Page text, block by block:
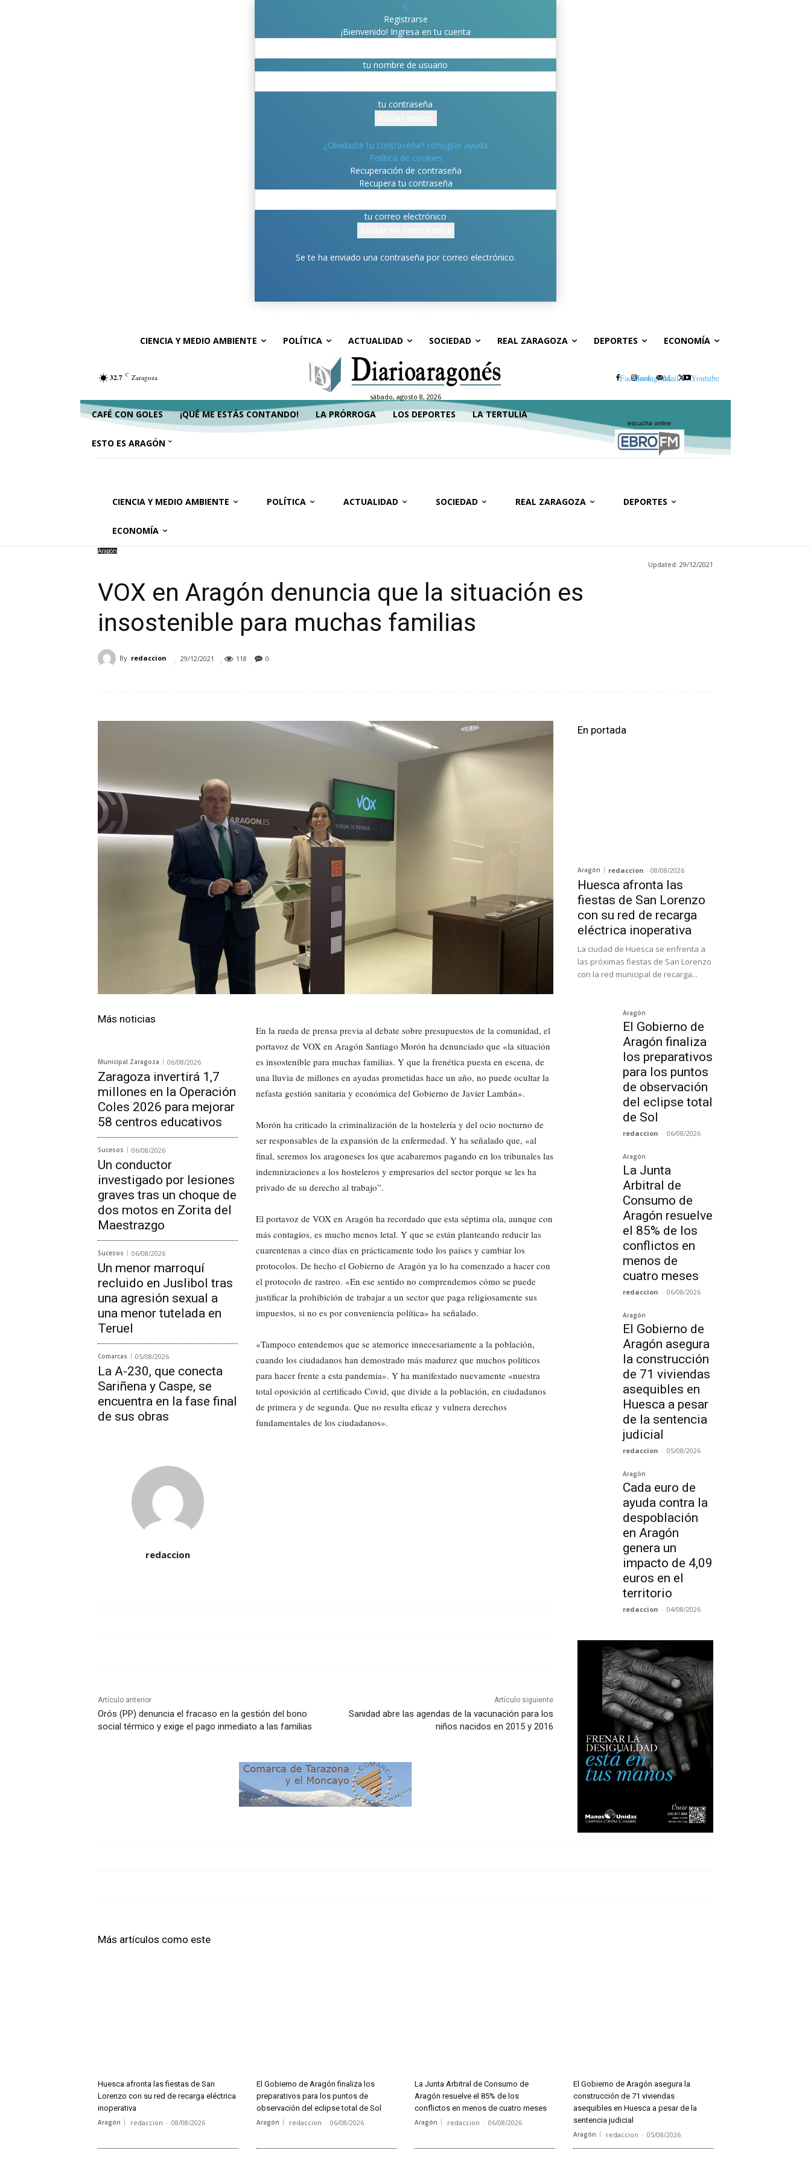
Registrarse
¡Bienvenido! Ingresa en tu cuenta
tu nombre de usuario
tu contraseña
¿Olvidaste tu contraseña? consigue ayuda
Política de cookies
Recuperación de contraseña
Recupera tu contraseña
tu correo electrónico
Se te ha enviado una contraseña por correo electrónico.
CIENCIA Y MEDIO AMBIENTE POLÍTICA ACTUALIDAD SOCIEDAD REAL ZARAGOZA DEPORTES ECONOMÍA
32.7 C Zaragoza
sábado, agosto 8, 2026
FacebookInstagramMail XYoutube
CAFÉ CON GOLES ¡QUÉ ME ESTÁS CONTANDO! LA PRÓRROGA LOS DEPORTES LA TERTULIA
ESTO ES ARAGÓN
escucha online
CIENCIA Y MEDIO AMBIENTE POLÍTICA ACTUALIDAD SOCIEDAD REAL ZARAGOZA DEPORTES
ECONOMÍA
Aragón
Updated: 29/12/2021
VOX en Aragón denuncia que la situación es
insostenible para muchas familias
By redaccion 29/12/2021 118 0
Más noticias
Municipal Zaragoza 06/08/2026
Zaragoza invertirá 1,7
millones en la Operación
Coles 2026 para mejorar
58 centros educativos
Sucesos 06/08/2026
Un conductor
investigado por lesiones
graves tras un choque de
dos motos en Zorita del
Maestrazgo
Sucesos 06/08/2026
Un menor marroquí
recluido en Juslibol tras
una agresión sexual a
una menor tutelada en
Teruel
Comarcas 05/08/2026
La A-230, que conecta
Sariñena y Caspe, se
encuentra en la fase final
de sus obras
redaccion
En la rueda de prensa previa al debate sobre presupuestos de la comunidad, el
portavoz de VOX en Aragón Santiago Morón ha denunciado que «la situación
es insostenible para muchas familias. Y que la frenética puesta en escena, de
una lluvia de millones en ayudas prometidas hace un año, no puede ocultar la
nefasta gestión sanitaria y económica del Gobierno de Javier Lambán».
Morón ha criticado la criminalización de la hostelería y del ocio nocturno de
ser responsables de la expansión de la enfermedad. Y ha señalado que, «al
final, seremos los aragoneses los que acabaremos pagando en los tribunales las
indemnizaciones a los hosteleros y empresarios del sector porque se les ha
privado de su derecho al trabajo”.
El portavoz de VOX en Aragón ha recordado que esta séptima ola, aunque con
más contagios, es mucho menos letal. Y que se están planteando reducir las
cuarentenas a cinco días en prácticamente todo los países y cambiar los
protocolos. De hecho el Gobierno de Aragón ya lo ha comenzado a hacer con
el protocolo de rastreo. «En ese sentido no comprendemos cómo se puede
justificar la prohibición de trabajar a un sector que paga religiosamente sus
impuestos, si no es por conveniencia política» ha señalado.
«Tampoco entendemos que se atemorice innecesariamente a la población,
cuando los ciudadanos han demostrado más madurez que muchos políticos
para hacer frente a esta pandemia». Y ha manifestado nuevamente «nuestra
total oposición al certificado Covid, que divide a la población, en ciudadanos
de primera y de segunda. Que no resulta eficaz y vulnera derechos
fundamentales de los ciudadanos».
Artículo anterior
Orós (PP) denuncia el fracaso en la gestión del bono
social térmico y exige el pago inmediato a las familias
Artículo siguiente
Sanidad abre las agendas de la vacunación para los
niños nacidos en 2015 y 2016
En portada
Aragón redaccion - 08/08/2026
Huesca afronta las
fiestas de San Lorenzo
con su red de recarga
eléctrica inoperativa
La ciudad de Huesca se enfrenta a
las próximas fiestas de San Lorenzo
con la red municipal de recarga...
Aragón
El Gobierno de
Aragón finaliza
los preparativos
para los puntos
de observación
del eclipse total
de Sol
redaccion - 06/08/2026
Aragón
La Junta
Arbitral de
Consumo de
Aragón resuelve
el 85% de los
conflictos en
menos de
cuatro meses
redaccion - 06/08/2026
Aragón
El Gobierno de
Aragón asegura
la construcción
de 71 viviendas
asequibles en
Huesca a pesar
de la sentencia
judicial
redaccion - 05/08/2026
Aragón
Cada euro de
ayuda contra la
despoblación
en Aragón
genera un
impacto de 4,09
euros en el
territorio
redaccion - 04/08/2026
Más artículos como este
Huesca afronta las fiestas de San
Lorenzo con su red de recarga eléctrica
inoperativa
Aragón redaccion - 08/08/2026
El Gobierno de Aragón finaliza los
preparativos para los puntos de
observación del eclipse total de Sol
Aragón redaccion - 06/08/2026
La Junta Arbitral de Consumo de
Aragón resuelve el 85% de los
conflictos en menos de cuatro meses
Aragón redaccion - 06/08/2026
El Gobierno de Aragón asegura la
construcción de 71 viviendas
asequibles en Huesca a pesar de la
sentencia judicial
Aragón redaccion - 05/08/2026